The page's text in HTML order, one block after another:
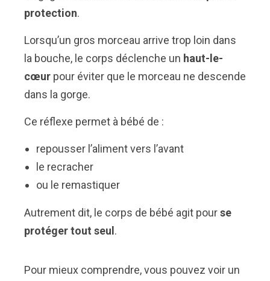
protection.
Lorsqu’un gros morceau arrive trop loin dans
la bouche, le corps déclenche un haut-le-
cœur pour éviter que le morceau ne descende
dans la gorge.
Ce réflexe permet à bébé de :
repousser l’aliment vers l’avant
le recracher
ou le remastiquer
Autrement dit, le corps de bébé agit pourse
protéger tout seul .
Pour mieux comprendre, vous pouvez voir un